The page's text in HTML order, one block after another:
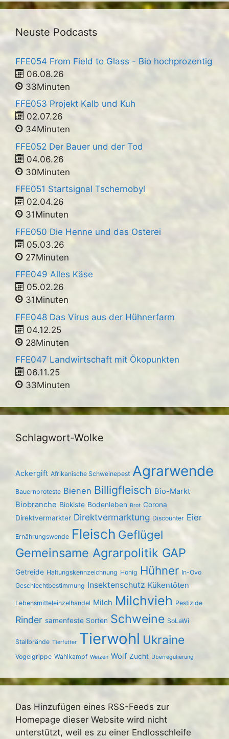
Neuste Podcasts
FFE054 From Field to Glass - Bio hochprozentig
06.08.26
33Minuten
FFE053 Projekt Kalb und Kuh
02.07.26
34Minuten
FFE052 Der Bauer und der Tod
04.06.26
30Minuten
FFE051 Startsignal Tschernobyl
02.04.26
31Minuten
FFE050 Die Henne und das Osterei
05.03.26
27Minuten
FFE049 Alles Käse
05.02.26
31Minuten
FFE048 Das Virus aus der Hühnerfarm
04.12.25
28Minuten
FFE047 Landwirtschaft mit Ökopunkten
06.11.25
33Minuten
Schlagwort-Wolke
Ackergift Afrikanische Schweinepest Agrarwende
Bauernproteste Bienen Billigfleisch Bio-Markt
Biobranche Biokiste Bodenleben Brot Corona
Direktvermarkter Direktvermarktung Discounter Eier
Ernährungswende Fleisch Geflügel
Gemeinsame Agrarpolitik GAP
Getreide Haltungskennzeichnung Honig Hühner In-Ovo
Geschlechtbestimmung Insektenschutz Kükentöten
Lebensmitteleinzelhandel Milch Milchvieh Pestizide
Rinder samenfeste Sorten Schweine SoLaWi
Stallbrände Tierfutter Tierwohl Ukraine
Vogelgrippe Wahlkampf Weizen Wolf Zucht Überregulierung
Das Hinzufügen eines RSS-Feeds zur
Homepage dieser Website wird nicht
unterstützt, weil es zu einer Endlosschleife